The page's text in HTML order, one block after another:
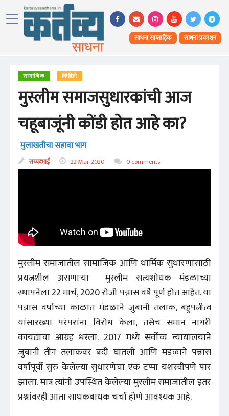
साधना साप्ताहिक साधना प्रकाशन
सामाजिक व्हिडिओ
मुस्लीम समाजसुधारकांची आज
चहूबाजूंनी कोंडी होत आहे का?
मुलाखतीचा सहावा भाग
सय्यदभाई 22 Mar 2020 0 comments
मुस्लीम समाजातील सामाजिक आणि धार्मिक सुधारणांसाठी
प्रयत्नशील असणाऱ्या मुस्लीम सत्यशोधक मंडळाच्या
स्थापनेला 22 मार्च, 2020 रोजी पन्नास वर्षे पूर्ण होत आहेत. या
पन्नास वर्षांच्या काळात मंडळाने जुबानी तलाक, बहुपत्नीत्व
यांसारख्या परंपरांना विरोध केला, तसेच समान नागरी
कायद्याचा आग्रह धरला. 2017 मध्ये सर्वोच्च न्यायालयाने
जुबानी तीन तलाकवर बंदी घातली आणि मंडळाने पन्नास
वर्षांपूर्वी सुरु केलेल्या सुधारणेचा एक टप्पा यशस्वीपणे पार
झाला. मात्र त्यांनी उपस्थित केलेल्या मुस्लीम समाजातील इतर
प्रश्नांवरही आता साधकबाधक चर्चा होणे आवश्यक आहे.